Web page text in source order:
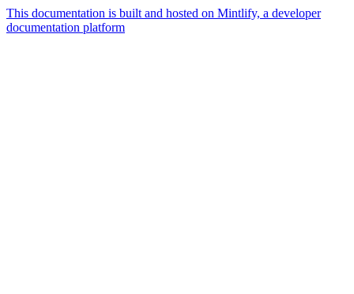
This documentation is built and hosted on Mintlify, a developer
documentation platform